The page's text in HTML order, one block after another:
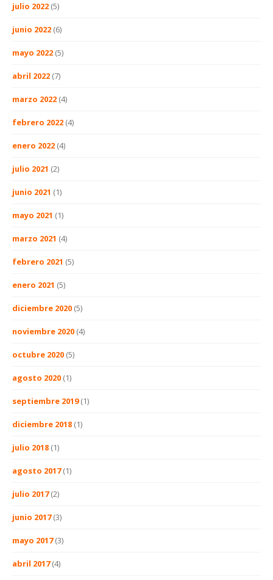
julio 2022 (5)
junio 2022 (6)
mayo 2022 (5)
abril 2022 (7)
marzo 2022 (4)
febrero 2022 (4)
enero 2022 (4)
julio 2021 (2)
junio 2021 (1)
mayo 2021 (1)
marzo 2021 (4)
febrero 2021 (5)
enero 2021 (5)
diciembre 2020 (5)
noviembre 2020 (4)
octubre 2020 (5)
agosto 2020 (1)
septiembre 2019(1)
diciembre 2018 (1)
julio 2018 (1)
agosto 2017(1)
julio 2017(2)
junio 2017(3)
mayo 2017(3)
abril 2017(4)